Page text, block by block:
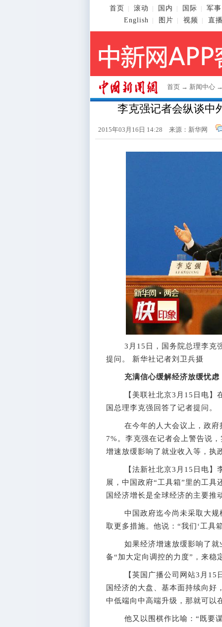
首页 滚动 国内 国际
军事
English
图片 视频 直
首页 → 新闻中心
李克强记者会纵谈中
2015年03月16日 14:28 来源：新华网
3月15日，国务院总理李克强
提问。 新华社记者刘卫兵摄
充满信心缓解经济放缓忧虑
【美联社北京3月15日电】在
国总理李克强回答了记者提问。
在今年的人大会议上，政府
7%。李克强在记者会上警告说
增速放缓影响了就业收入等，执
【法新社北京3月15日电】李
展，中国政府“工具箱”里的工
国经济增长是全球经济的主要推
中国政府迄今尚未采取大规
取更多措施。他说：“我们‘工具
如果经济增速放缓影响了就
备“加大定向调控的力度”，来稳
【英国广播公司网站3月15日
国经济的大盘、基本面持续向好
中低端向中高端升级，那就可以
他又以围棋作比喻：“既要谋